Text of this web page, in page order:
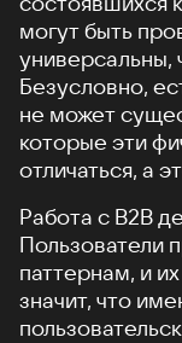
могут быть
универсальны,
Безусловно,
не может
которые эти
отличаться, а
Работа с B2B
Пользователи
паттернам, и
значит, что